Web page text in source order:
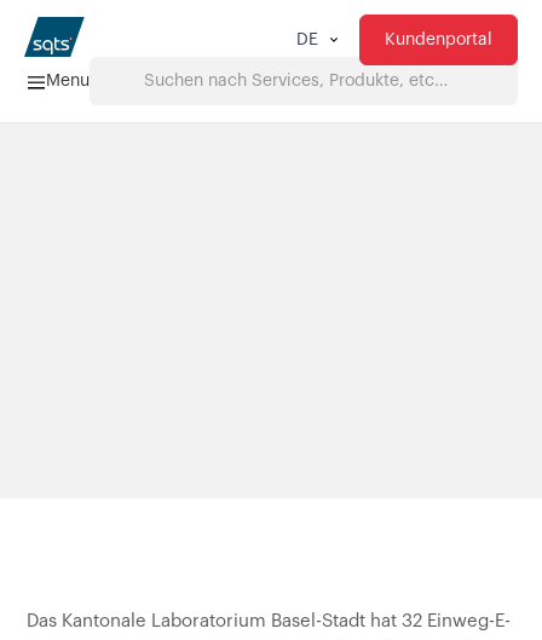
Menu
DE Kundenportal
Das Kantonale Laboratorium Basel-Stadt hat 32 Einweg-E-